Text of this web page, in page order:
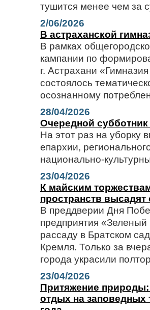
тушится менее чем за
2/06/2026
В астраханской
В рамках
кампании по
г. Астрахани
состоялось
осознанному
28/04/2026
Очередной
На этот раз на уборку
епархии,
национально-
23/04/2026
К майским
пространств
В преддверии Дня
предприятия
рассаду в Братском
Кремля. Только за
города украсили
23/04/2026
Притяжение
отдых на заповедных